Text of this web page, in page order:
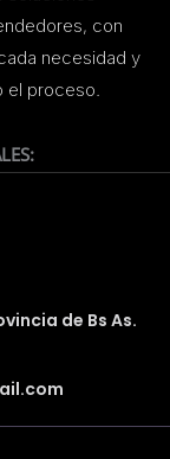
con
necesidad y
el proceso.
de Bs As.